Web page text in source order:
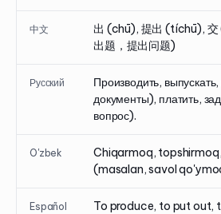
中文
出 (chū), 提出 (tíchū), 交
出题，提出问题)
Русский
Производить,
документы), платить,
вопрос).
O'zbek
Chiqarmoq,
(masalan, savol
Español
To produce, to put out,